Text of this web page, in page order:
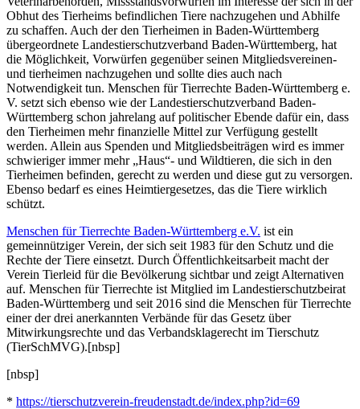
Obhut des Tierheims befindlichen Tiere nachzugehen und Abhilfe
zu schaffen. Auch der den Tierheimen in Baden-Württemberg
übergeordnete Landestierschutzverband Baden-Württemberg, hat
die Möglichkeit, Vorwürfen gegenüber seinen Mitgliedsvereinen-
und tierheimen nachzugehen und sollte dies auch nach
Notwendigkeit tun. Menschen für Tierrechte Baden-Württemberg e.
V. setzt sich ebenso wie der Landestierschutzverband Baden-
Württemberg schon jahrelang auf politischer Ebende dafür ein, dass
den Tierheimen mehr finanzielle Mittel zur Verfügung gestellt
werden. Allein aus Spenden und Mitgliedsbeiträgen wird es immer
schwieriger immer mehr „Haus“- und Wildtieren, die sich in den
Tierheimen befinden, gerecht zu werden und diese gut zu versorgen.
Ebenso bedarf es eines Heimtiergesetzes, das die Tiere wirklich
schützt.
Menschen für Tierrechte Baden-Württemberg e.V. ist ein
gemeinnütziger Verein, der sich seit 1983 für den Schutz und die
Rechte der Tiere einsetzt. Durch Öffentlichkeitsarbeit macht der
Verein Tierleid für die Bevölkerung sichtbar und zeigt Alternativen
auf. Menschen für Tierrechte ist Mitglied im Landestierschutzbeirat
Baden-Württemberg und seit 2016 sind die Menschen für Tierrechte
einer der drei anerkannten Verbände für das Gesetz über
Mitwirkungsrechte und das Verbandsklagerecht im Tierschutz
(TierSchMVG).[nbsp]
[nbsp]
* https://tierschutzverein-freudenstadt.de/index.php?id=69